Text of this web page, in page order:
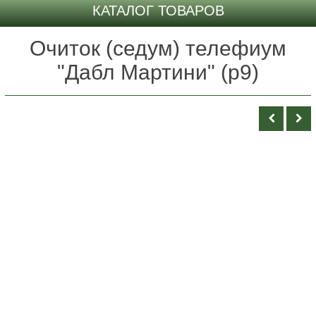
КАТАЛОГ ТОВАРОВ
Очиток (седум) телефиум
"Дабл Мартини" (р9)